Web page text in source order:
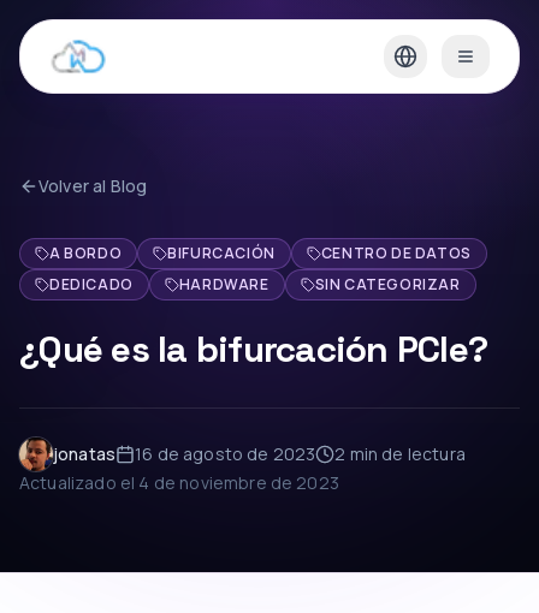
Volver al Blog
A BORDO BIFURCACIÓN
CENTRO DE DATOS
DEDICADO
HARDWARE SIN CATEGORIZAR
¿Qué es la bifurcación PCIe?
jonatas 16 de agosto de 2023 2 min de lectura
Actualizado el 4 de noviembre de 2023